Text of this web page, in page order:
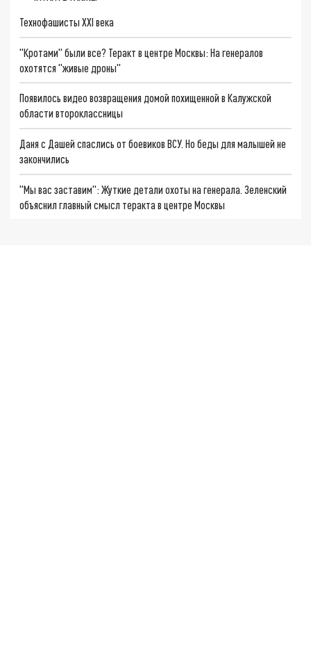
Технофашисты XXI века
"Кротами" были все? Теракт в центре Москвы: На генералов
охотятся "живые дроны"
Появилось видео возвращения домой похищенной в Калужской
области второклассницы
Даня с Дашей спаслись от боевиков ВСУ. Но беды для малышей не
закончились
"Мы вас заставим": Жуткие детали охоты на генерала. Зеленский
объяснил главный смысл теракта в центре Москвы